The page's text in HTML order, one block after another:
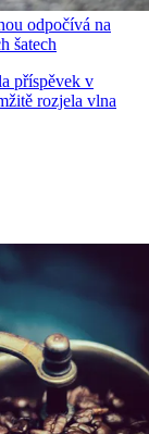
odpočívá na
šatech
příspěvek v
rozjela vlna